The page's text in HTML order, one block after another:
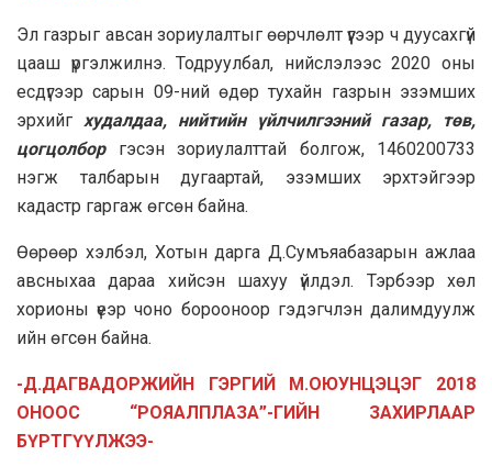
Эл газрыг авсан зориулалтыг өөрчлөлт үүгээр ч дуусахгүй
цааш үргэлжилнэ. Тодруулбал, нийслэлээс 2020 оны
есдүгээр сарын 09-ний өдөр тухайн газрын эзэмших
эрхийг худалдаа, нийтийн үйлчилгээний газар, төв,
цогцолборгэсэн зориулалттай болгож, 1460200733
нэгж талбарын дугаартай, эзэмших эрхтэйгээр
кадастр гаргаж өгсөн байна.
Өөрөөр хэлбэл, Хотын дарга Д.Сумъяабазарын ажлаа
авсныхаа дараа хийсэн шахуу үйлдэл. Тэрбээр хөл
хорионы үеэр чоно борооноор гэдэгчлэн далимдуулж
ийн өгсөн байна.
-Д.ДАГВАДОРЖИЙН ГЭРГИЙ М.ОЮУНЦЭЦЭГ 2018
ОНООС “РОЯАЛПЛАЗА”-ГИЙН
ЗАХИРЛААР
БҮРТГҮҮЛЖЭЭ-